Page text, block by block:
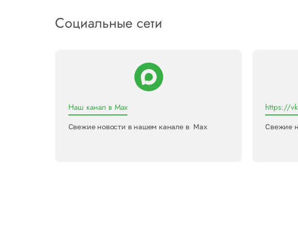
Социальные сети
Наш канал в Max
Свежие новости в нашем канале в Max
https://
Свежие